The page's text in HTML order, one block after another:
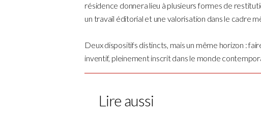
résidence donnera lieu à plusieurs formes de
un travail éditorial et une valorisation dans le cadre
Deux dispositifs distincts, mais un même horizon :
inventif, pleinement inscrit dans le monde
Lire aussi